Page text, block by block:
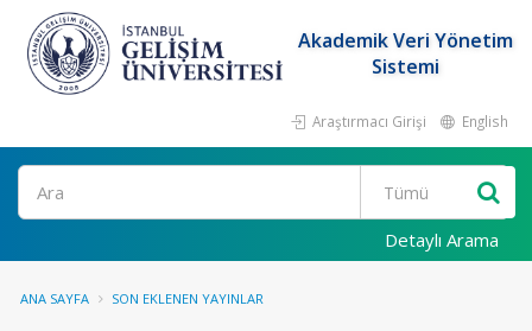
Akademik Veri Yönetim
Sistemi
Araştırmacı Girişi English
Ara
Detaylı Arama
ANA SAYFA SON EKLENEN YAYINLAR